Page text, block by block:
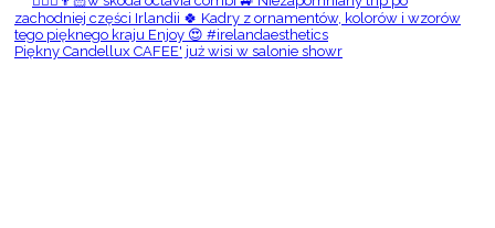
Piękny Candellux CAFEE' już wisi w salonie showr